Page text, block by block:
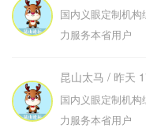
国内义眼定制机
力服务本省用户
昆山太马 / 昨天
国内义眼定制机
力服务本省用户